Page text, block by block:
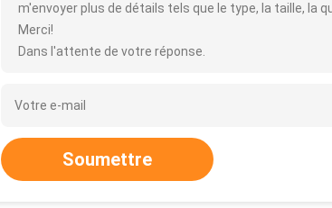
m'envoyer plus de détails tels que le type, la taille, la
Merci!
Dans l'attente de votre réponse.
Soumettre